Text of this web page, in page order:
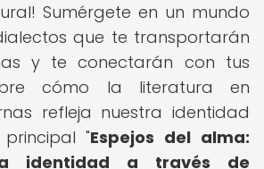
Sumérgete en un mundo
que te transportarán
y te conectarán con tus
cómo la literatura en
refleja nuestra identidad
"Espejos del alma:
identidad a través de